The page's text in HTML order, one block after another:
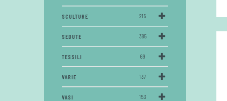
SCULTURE 215
SEDUTE 385
TESSILI 69
VARIE 137
VASI 153